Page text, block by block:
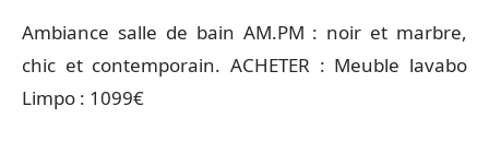
Ambiance salle de bain AM.PM : noir et marbre,
chic et contemporain. ACHETER : Meuble lavabo
Limpo : 1099€